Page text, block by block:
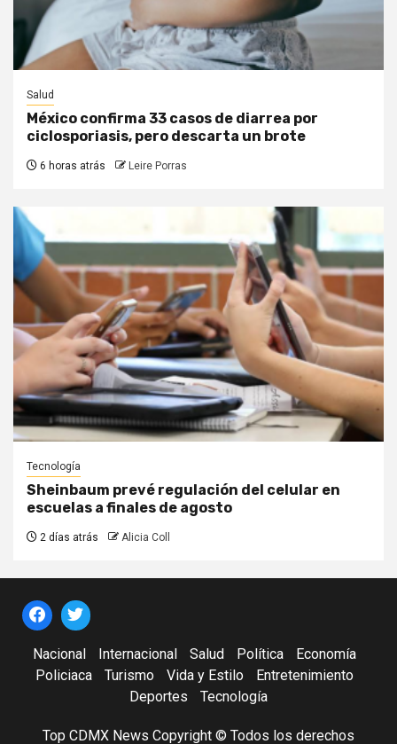
Salud
México confirma 33 casos de diarrea por
ciclosporiasis, pero descarta un brote
6 horas atrás Leire Porras
Tecnología
Sheinbaum prevé regulación del celular en
escuelas a finales de agosto
2 días atrás Alicia Coll
Nacional Internacional Salud Política
Economía
Policiaca
Turismo Vida y Estilo
Entretenimiento
Deportes
Tecnología
Top CDMX News Copyright © Todos los derechos